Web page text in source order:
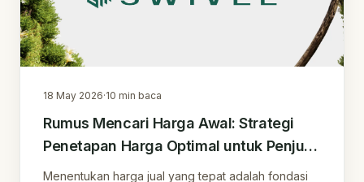
18 May 2026·10 min baca
Rumus Mencari Harga Awal: Strategi
Penetapan Harga Optimal untuk Penjual
Online di Era Digital
Menentukan harga jual yang tepat adalah fondasi